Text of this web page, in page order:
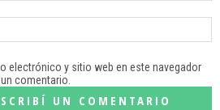
electrónico y sitio web en este navegador
comentario.